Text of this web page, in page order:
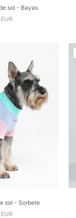
sol - Bayas
sol - Sorbete